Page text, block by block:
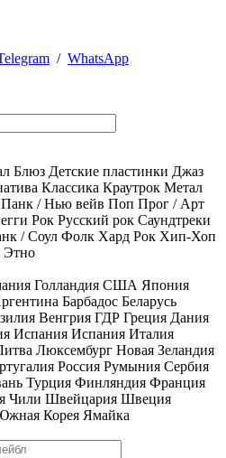
/ WhatsApp
Блюз Детские пластинки Джаз
Классика Краутрок Метал
Панк / Нью вейв Поп Прог / Арт
Рок Русский рок Саундтреки
/ Соул Фолк Хард Рок Хип-Хоп
Этно
Голландия США Япония
Барбадос Беларусь
Венгрия ГДР Греция Дания
Испания Испания Италия
Люксембург Новая Зеландия
Россия Румыния Сербия
Турция Финляндия Франция
Чили Швейцария Швеция
Корея Ямайка